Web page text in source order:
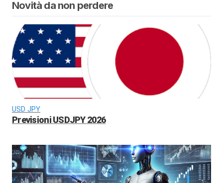
Novità da non perdere
USD JPY
Previsioni USDJPY 2026